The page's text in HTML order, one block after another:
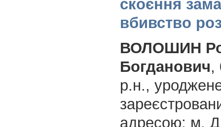
скоєння
вбивство
ВОЛОШИН
Богданович,
р.н.,
адресою: м.